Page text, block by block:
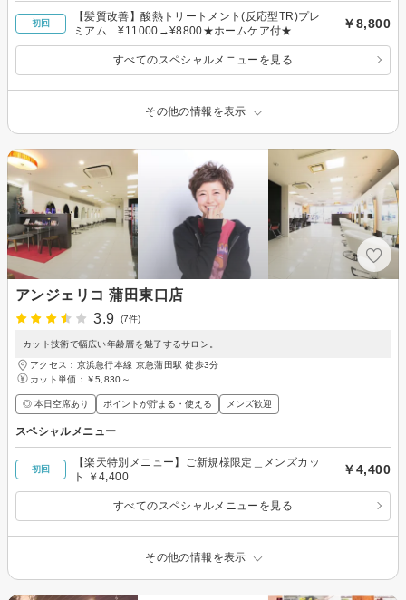
初回
【髪質改善】酸熱トリートメント(反応型TR)プレ
ミアム ¥11000→¥8800★ホームケア付★
￥8,800
すべてのスペシャルメニューを見る
その他の情報を表示
アンジェリコ 蒲田東口店
3.9
(7件)
カット技術で幅広い年齢層を魅了するサロン。
アクセス：京浜急行本線 京急蒲田駅 徒歩3分
カット単価： ￥5,830～
◎ 本日空席あり ポイントが貯まる・使える メンズ歓迎
スペシャルメニュー
初回
【楽天特別メニュー】ご新規様限定＿メンズカッ
ト ￥4,400
￥4,400
すべてのスペシャルメニューを見る
その他の情報を表示